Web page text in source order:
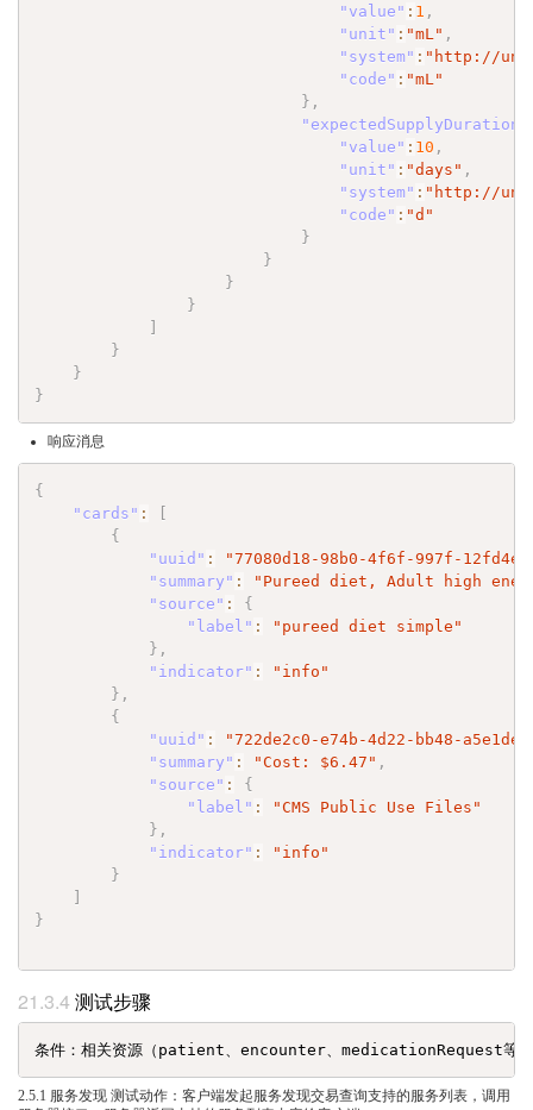
"value" : 1 ,
"unit" : "mL" ,
"system" : "http://
"code" : "mL"
} ,
"expectedSupplyDuration"
"value" : 10 ,
"unit" : "days" ,
"system" : "http://
"code" : "d"
}
}
}
}
]
}
}
}
响应消息
{
"cards" :
{
"uuid" :
"77080d18-98b0-4f6f-997f-
"summary" :
"Pureed diet, Adult high
"source" :
{
"label" :
"pureed diet simple"
} ,
"indicator" :
"info"
} ,
{
"uuid" :
"722de2c0-e74b-4d22-bb48-
"summary" : "Cost: $6.47" ,
"source" :
{
"label" :
"CMS Public Use Files"
} ,
"indicator" :
"info"
}
}
测试步骤
2.5.1 服务发现 测试动作：客户端发起服务发现交易查询支持的服务列表，调用